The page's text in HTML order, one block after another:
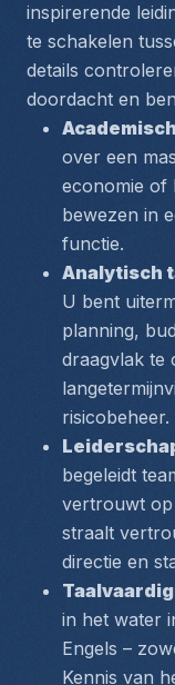
inspirerende
te schakelen
details
doordacht en
over een
economie of
bewezen in
functie.
Analytisch
U bent
planning,
draagvlak te
risicobeheer.
begeleidt
vertrouwt op
straalt
directie en
in het water
Engels –
Kennis van